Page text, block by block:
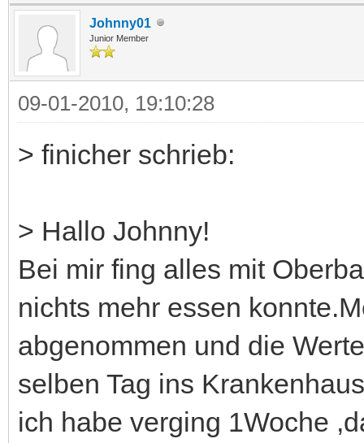
Johnny01
Junior Member
09-01-2010, 19:10:28
> finicher schrieb:
> Hallo Johnny!
Bei mir fing alles mit
nichts mehr essen
abgenommen und die
selben Tag ins
ich habe verging 1Woche